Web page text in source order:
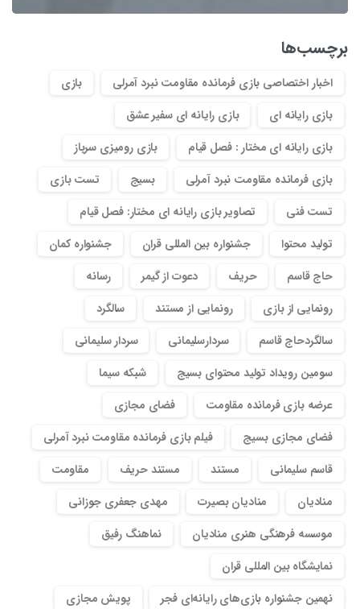
برچسب‌ها
اخبار اختصاصی بازی فرمانده مقاومت نبرد آمرلی
بازی
بازی رایانه ای
بازی رایانه ای سفیر عشق
بازی رایانه ای مختار : فصل قیام
بازی رومیزی سرباز
بازی فرمانده مقاومت نبرد آمرلی
بسیج
تست بازی
تست فنی
تصاویر بازی رایانه ای مختار: فصل قیام
تولید محتوا
جشنواره بین المللی قران
جشنواره کمان
حاج قاسم
حریف دعوت از گیمر
رسانه
رونمایی از بازی
رونمایی از مستند
سالگرد
سالگردحاج قاسم
سردارسلیمانی
سردار سلیمانی
سومین رویداد تولید محتوای بسیج
شبکه سیما
عرضه بازی فرمانده مقاومت
فضای مجازی
فضای مجازی بسیج
فیلم بازی فرمانده مقاومت نبرد آمرلی
قاسم سلیمانی
مستند مستند حریف
مقاومت
منادیان
منادیان بصیرت
مهدی جعفری جوزانی
موسسه فرهنگی هنری منادیان
نماهنگ رفیق
نمایشگاه بین المللی قران
نهمین جشنواره بازی‌های رایانه‌ای فجر
پویش مجازی